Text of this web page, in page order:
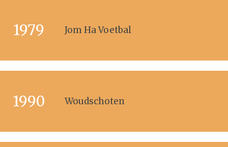
1979 Jom Ha Voetbal
1990 Woudschoten